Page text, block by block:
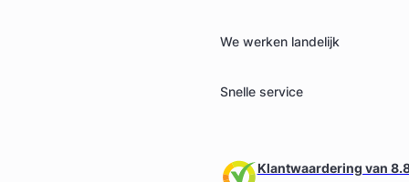
We werken landelijk
Snelle service
Klantwaardering van